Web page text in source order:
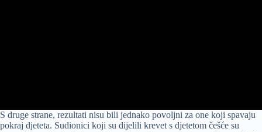
S druge strane, rezultati nisu bili jednako povoljni za one koji spavaju
pokraj djeteta. Sudionici koji su dijelili krevet s djetetom češće su